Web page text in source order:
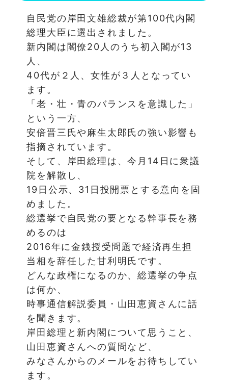
自民党の岸田文雄総裁が第100代内閣
総理大臣に選出されました。
新内閣は閣僚20人のうち初入閣が13
人、
40代が２人、女性が３人となってい
ます。
「老・壮・青のバランスを意識した」
という一方、
安倍晋三氏や麻生太郎氏の強い影響も
指摘されています。
そして、岸田総理は、今月14日に衆議
院を解散し、
19日公示、31日投開票とする意向を固
めました。
総選挙で自民党の要となる幹事長を務
めるのは
2016年に金銭授受問題で経済再生担
当相を辞任した甘利明氏です。
どんな政権になるのか、総選挙の争点
は何か、
時事通信解説委員・山田恵資さんに話
を聞きます。
岸田総理と新内閣について思うこと、
山田恵資さんへの質問など、
みなさんからのメールをお待ちしてい
ます。